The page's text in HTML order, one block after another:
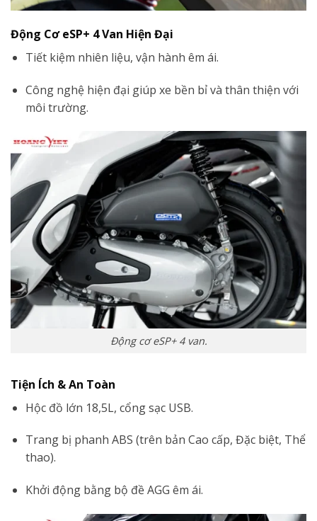
Động Cơ eSP+ 4 Van Hiện Đại
Tiết kiệm nhiên liệu, vận hành êm ái.
Công nghệ hiện đại giúp xe bền bỉ và thân thiện với
môi trường.
Động cơ eSP+ 4 van.
Tiện Ích & An Toàn
Hộc đồ lớn 18,5L, cổng sạc USB.
Trang bị phanh ABS (trên bản Cao cấp, Đặc biệt, Thể
thao).
Khởi động bằng bộ đề AGG êm ái.